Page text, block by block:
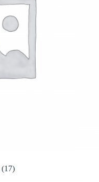
(17)